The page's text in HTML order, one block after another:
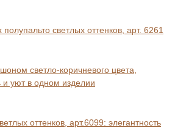
светлых оттенков, арт. 6261
светло-коричневого цвета,
и уют в одном изделии
оттенков, арт.6099: элегантность